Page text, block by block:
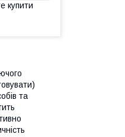
купити
та